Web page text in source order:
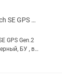
Смарт-часы Apple Watch SE GPS Gen.2 2024- 40 мм
GPS Gen.2
БУ , в